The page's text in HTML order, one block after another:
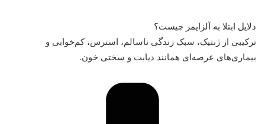
دلایل ابتلا به آلزایمر چیست؟
ترکیبی از ژنتیک، سبک زندگی ناسالم، استرس، کم‌خوابی و
بیماری‌های عرصه‌ای همانند دیابت و سختی خون.